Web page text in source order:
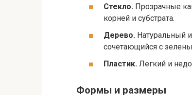
Стекло. Прозрачные
корней и субстрата.
Дерево. Натуральный
сочетающийся с
Пластик. Легкий и
Формы и размеры